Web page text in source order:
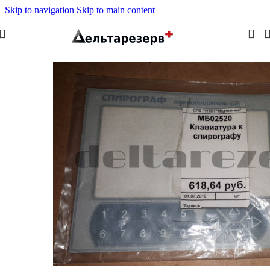
Skip to navigation Skip to main content